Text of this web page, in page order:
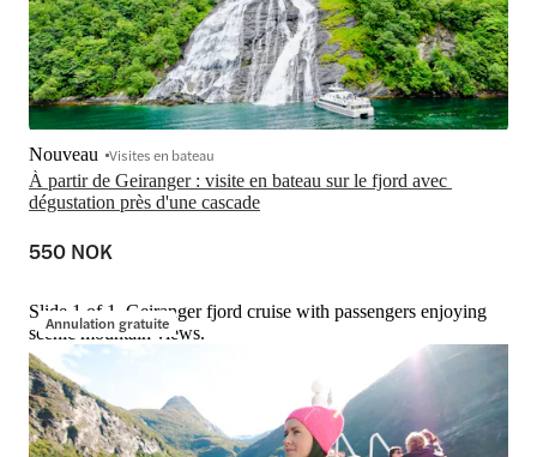
À partir de Geiranger : visite en bateau sur le fjord avec
dégustation près d'une cascade
Nouveau Visites en bateau
550 NOK
Annulation gratuite
Slide 1 of 1, Geiranger fjord cruise with passengers enjoying
scenic mountain views.